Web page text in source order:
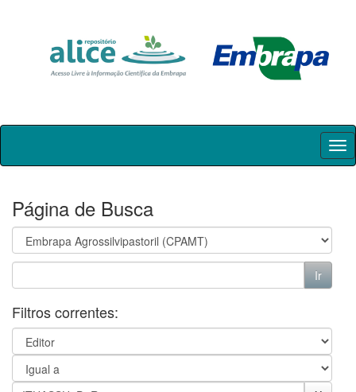
Skip
Página de Busca
Filtros correntes: